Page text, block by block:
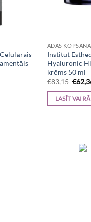
ĀDAS KOPŠANA
Institut
Hyaluronic
krēms 50 ml
€83,15
was:
€
LASĪT